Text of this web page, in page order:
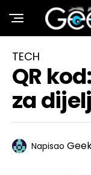
TECH
QR
za
Napisao